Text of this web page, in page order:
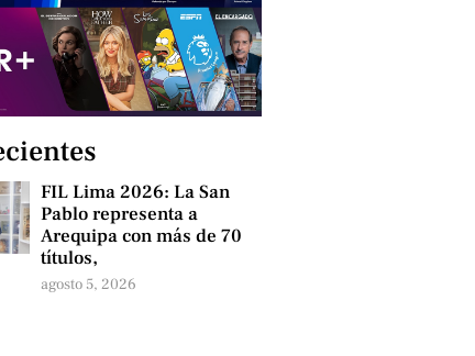
FIL Lima 2026: La San
Pablo representa a
Arequipa con más de 70
títulos,
agosto 5, 2026